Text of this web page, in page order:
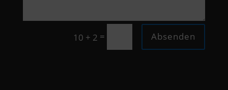
10 + 2 = Absenden